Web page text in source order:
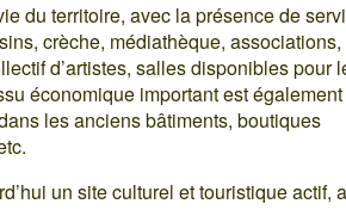
du territoire, avec la présence de
crèche, médiathèque, associations,
d’artistes, salles disponibles pour
économique important est également
les anciens bâtiments, boutiques
un site culturel et touristique actif,